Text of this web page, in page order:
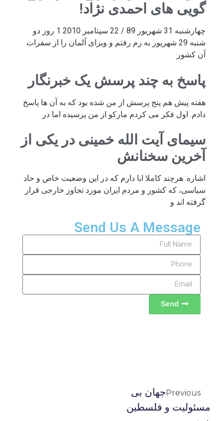
گویی های احمدی نژاد!
چهارشنبه 31 شهریور 89 / 22 سپتامبر 2010 1 روز دو
شنبه 29 شهریور به رم رفتم و ویزای آلمان را از سفرات
آن کشور
پاسخ به چند پرسش یک خبرنگار
هفته پیش هم پنج پرسش از من شده بود که به آن ها پاسخ
دادم. اول فکر می کردم مارکو از من پرسیده اما در
سیمای آیت الله خمینی در یکی از
آخرین سخنانش
اشاره: هرچند کاملا ابا دارم که در این وضعیت خاص و حاد
سیاسی، که کشور و مردم ایران مورد تجاوز خارجی قرار
گرفته اند و
Send Us A Message
Send
Previousجهان بی
مسئولیت و فلسطین